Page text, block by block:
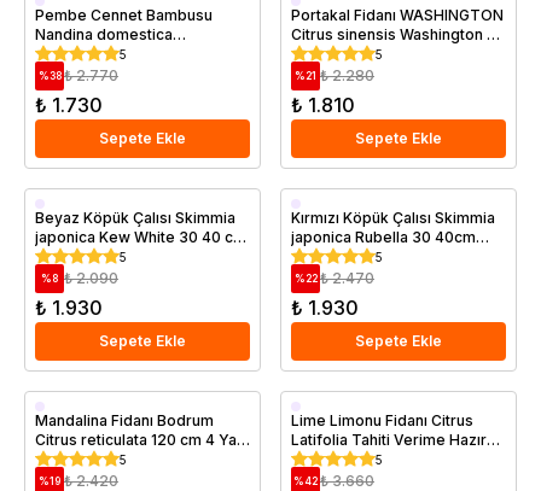
Saksıda
Pembe Cennet Bambusu
Nandina domestica
Obsessed Seika Saksıda
5
%38 ₺ 2.770
₺ 1.730
Sepete Ekle
Aşılı
Saksıda
Portakal Fidanı WASHINGTON
Citrus sinensis Washington 4
Yaş Saksıda5
%21 ₺ 2.280
₺ 1.810
Sepete Ekle
Saksıda
Beyaz Köpük Çalısı Skimmia
japonica Kew White 30 40 cm
Saksıda
5
% 8 ₺ 2.090
₺ 1.930
Sepete Ekle
Saksıda
Kırmızı Köpük Çalısı Skimmia
japonica Rubella 30 40cm
Saksıda
5
%22 ₺ 2.470
₺ 1.930
Sepete Ekle
Aşılı
Geççi
Saksıda
Mandalina Fidanı Bodrum
Citrus reticulata 120 cm 4 Yaş
Saksıda
5
%19 ₺ 2.420
Aşılı
Saksıda
Lime Limonu Fidanı Citrus
Latifolia Tahiti Verime Hazır
120 cm Saksıda
5
%42 ₺ 3.660